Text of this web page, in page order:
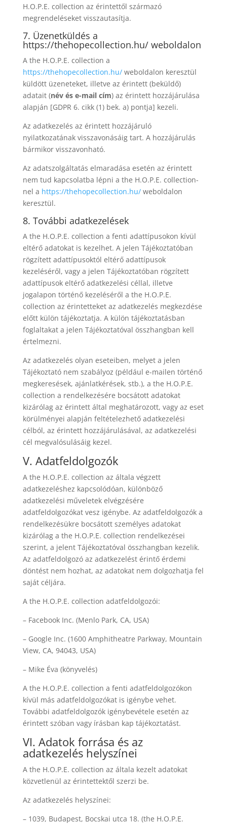
H.O.P.E. collection az érintettől származó
megrendeléseket visszautasítja.
7. Üzenetküldés a
https://thehopecollection.hu/weboldalon
A the H.O.P.E. collection a
https://thehopecollection.hu/weboldalon keresztül
küldött üzeneteket, illetve az érintett (beküldő)
adatait (név és e-mail cím) az érintett hozzájárulása
alapján [GDPR 6. cikk (1) bek. a) pontja] kezeli.
Az adatkezelés az érintett hozzájáruló
nyilatkozatának visszavonásáig tart. A hozzájárulás
bármikor visszavonható.
Az adatszolgáltatás elmaradása esetén az érintett
nem tud kapcsolatba lépni a the H.O.P.E. collection-
nel a https://thehopecollection.hu/weboldalon
keresztül.
8. További adatkezelések
A the H.O.P.E. collection a fenti adattípusokon kívül
eltérő adatokat is kezelhet. A jelen Tájékoztatóban
rögzített adattípusoktól eltérő adattípusok
kezeléséről, vagy a jelen Tájékoztatóban rögzített
adattípusok eltérő adatkezelési céllal, illetve
jogalapon történő kezeléséről a the H.O.P.E.
collection az érintetteket az adatkezelés megkezdése
előtt külön tájékoztatja. A külön tájékoztatásban
foglaltakat a jelen Tájékoztatóval összhangban kell
értelmezni.
Az adatkezelés olyan eseteiben, melyet a jelen
Tájékoztató nem szabályoz (például e-mailen történő
megkeresések, ajánlatkérések, stb.), a the H.O.P.E.
collection a rendelkezésére bocsátott adatokat
kizárólag az érintett által meghatározott, vagy az eset
körülményei alapján feltételezhető adatkezelési
célból, az érintett hozzájárulásával, az adatkezelési
cél megvalósulásáig kezel.
V. Adatfeldolgozók
A the H.O.P.E. collection az általa végzett
adatkezeléshez kapcsolódóan, különböző
adatkezelési műveletek elvégzésére
adatfeldolgozókat vesz igénybe. Az adatfeldolgozók a
rendelkezésükre bocsátott személyes adatokat
kizárólag a the H.O.P.E. collection rendelkezései
szerint, a jelent Tájékoztatóval összhangban kezelik.
Az adatfeldolgozó az adatkezelést érintő érdemi
döntést nem hozhat, az adatokat nem dolgozhatja fel
saját céljára.
A the H.O.P.E. collection adatfeldolgozói:
– Facebook Inc. (Menlo Park, CA, USA)
– Google Inc. (1600 Amphitheatre Parkway, Mountain
View, CA, 94043, USA)
– Mike Éva (könyvelés)
A the H.O.P.E. collection a fenti adatfeldolgozókon
kívül más adatfeldolgozókat is igénybe vehet.
További adatfeldolgozók igénybevétele esetén az
érintett szóban vagy írásban kap tájékoztatást.
VI. Adatok forrása és az
adatkezelés helyszínei
A the H.O.P.E. collection az általa kezelt adatokat
közvetlenül az érintettektől szerzi be.
Az adatkezelés helyszínei:
– 1039, Budapest, Bocskai utca 18. (the H.O.P.E.